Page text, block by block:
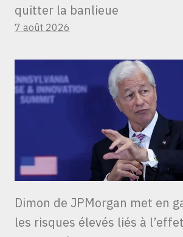
quitter la banlieue
7 août 2026
Dimon de JPMorgan met en
les risques élevés liés à